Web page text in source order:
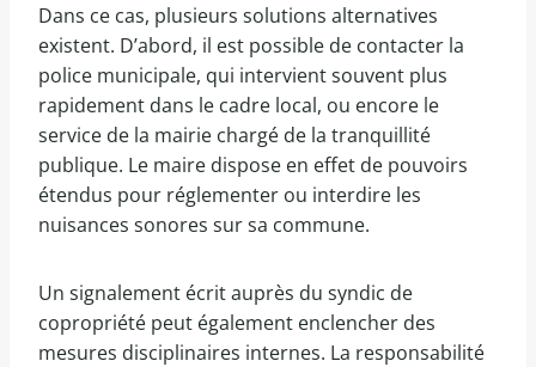
Dans ce cas, plusieurs solutions alternatives
existent. D’abord, il est possible de contacter la
police municipale, qui intervient souvent plus
rapidement dans le cadre local, ou encore le
service de la mairie chargé de la tranquillité
publique. Le maire dispose en effet de pouvoirs
étendus pour réglementer ou interdire les
nuisances sonores sur sa commune.
Un signalement écrit auprès du syndic de
copropriété peut également enclencher des
mesures disciplinaires internes. La responsabilité